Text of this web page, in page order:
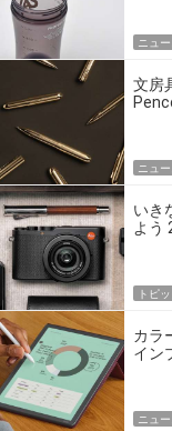
ニュー
文房
ニュー
いき
よう
トピ
カラ
イン
ニュー